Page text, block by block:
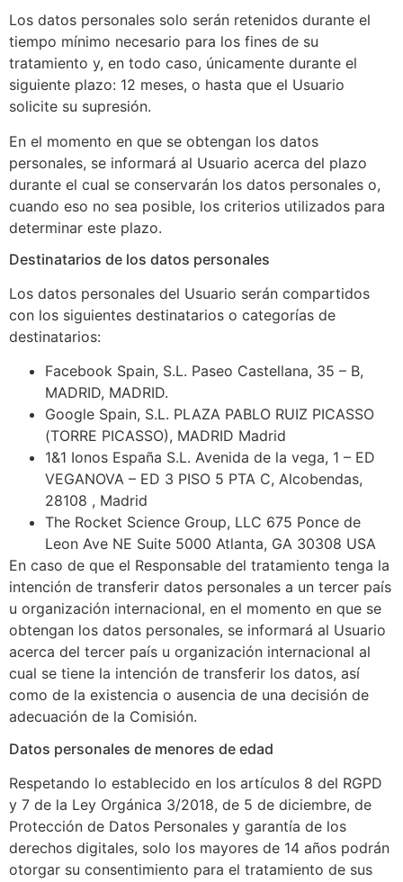
Los datos personales solo serán retenidos durante el
tiempo mínimo necesario para los fines de su
tratamiento y, en todo caso, únicamente durante el
siguiente plazo: 12 meses, o hasta que el Usuario
solicite su supresión.
En el momento en que se obtengan los datos
personales, se informará al Usuario acerca del plazo
durante el cual se conservarán los datos personales o,
cuando eso no sea posible, los criterios utilizados para
determinar este plazo.
Destinatarios de los datos personales
Los datos personales del Usuario serán compartidos
con los siguientes destinatarios o categorías de
destinatarios:
Facebook Spain, S.L. Paseo Castellana, 35 – B,
MADRID, MADRID.
Google Spain, S.L. PLAZA PABLO RUIZ PICASSO
(TORRE PICASSO), MADRID Madrid
1&1 Ionos España S.L. Avenida de la vega, 1 – ED
VEGANOVA – ED 3 PISO 5 PTA C, Alcobendas,
28108 , Madrid
The Rocket Science Group, LLC 675 Ponce de
Leon Ave NE Suite 5000 Atlanta, GA 30308 USA
En caso de que el Responsable del tratamiento tenga la
intención de transferir datos personales a un tercer país
u organización internacional, en el momento en que se
obtengan los datos personales, se informará al Usuario
acerca del tercer país u organización internacional al
cual se tiene la intención de transferir los datos, así
como de la existencia o ausencia de una decisión de
adecuación de la Comisión.
Datos personales de menores de edad
Respetando lo establecido en los artículos 8 del RGPD
y 7 de la Ley Orgánica 3/2018, de 5 de diciembre, de
Protección de Datos Personales y garantía de los
derechos digitales, solo los mayores de 14 años podrán
otorgar su consentimiento para el tratamiento de sus